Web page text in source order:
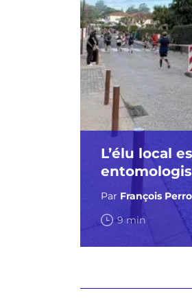
L’élu local
Par François
9 min